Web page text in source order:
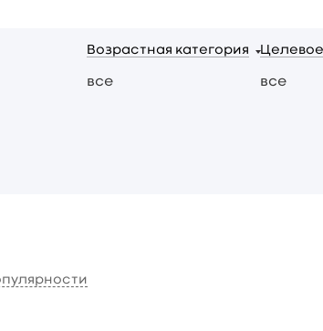
Возрастная категория
все все